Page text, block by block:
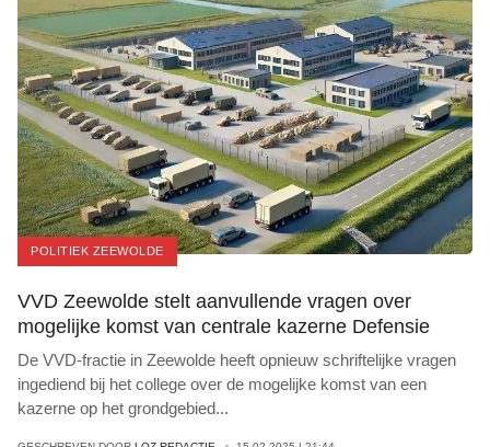
POLITIEK ZEEWOLDE
VVD Zeewolde stelt aanvullende vragen over
mogelijke komst van centrale kazerne Defensie
De VVD-fractie in Zeewolde heeft opnieuw schriftelijke vragen
ingediend bij het college over de mogelijke komst van een
kazerne op het grondgebied...